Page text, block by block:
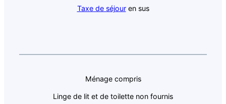
Taxe de séjouren sus
Ménage compris
Linge de lit et de toilette non fournis